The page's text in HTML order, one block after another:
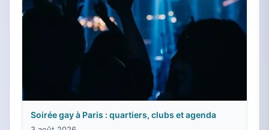
Soirée gay à Paris : quartiers, clubs et agenda